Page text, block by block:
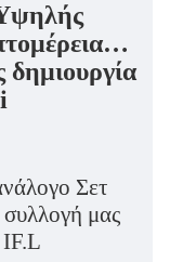
δημιουργία
Σετ
συλλογή μας
IF.L